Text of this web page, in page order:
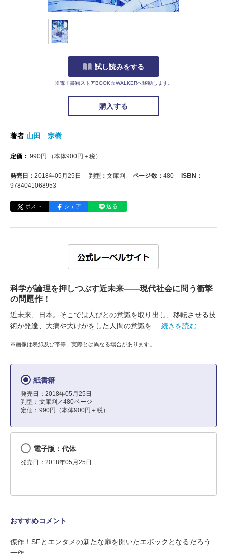
試し読みをする
※電子書籍ストアBOOK☆WALKERへ移動します。
購入する
著者 山田 宗樹
定価： 990円 （本体900円＋税）
発売日： 2018年05月25日 判型： 文庫判 ページ数： 480
ISBN：
9784041068953
ポスト シェア 送る
科学が論理を押しつぶす近未来――現代社会に問う衝撃
の問題作！
近未来、日本。そこでは人びとの意識を取り出し、移転させる技
術が発達、大病や大けがをした人間の意識を
…続きを読む
※画像は表紙及び帯等、実際とは異なる場合があります。
紙書籍
発売日：2018年05月25日
判型：文庫判／480ページ
定価：990円（本体900円＋税）
電子版：代体
発売日：2018年05月25日
おすすめコメント
傑作！SFとエンタメの新たな扉を開いたエポックとなるだろう